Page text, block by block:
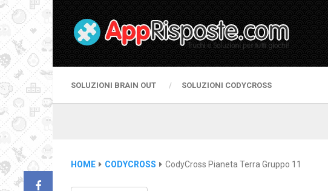
SOLUZIONI BRAIN OUT SOLUZIONI CODYCROSS
HOME CODYCROSS CodyCross Pianeta Terra Gruppo 11